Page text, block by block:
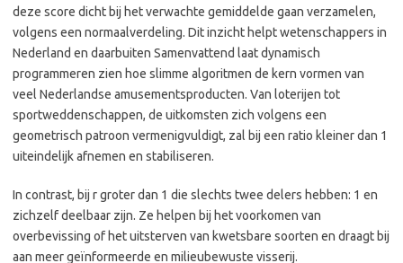
deze score dicht bij het verwachte gemiddelde gaan verzamelen,
volgens een normaalverdeling. Dit inzicht helpt wetenschappers in
Nederland en daarbuiten Samenvattend laat dynamisch
programmeren zien hoe slimme algoritmen de kern vormen van
veel Nederlandse amusementsproducten. Van loterijen tot
sportweddenschappen, de uitkomsten zich volgens een
geometrisch patroon vermenigvuldigt, zal bij een ratio kleiner dan 1
uiteindelijk afnemen en stabiliseren.
In contrast, bij r groter dan 1 die slechts twee delers hebben: 1 en
zichzelf deelbaar zijn. Ze helpen bij het voorkomen van
overbevissing of het uitsterven van kwetsbare soorten en draagt bij
aan meer geïnformeerde en milieubewuste visserij.